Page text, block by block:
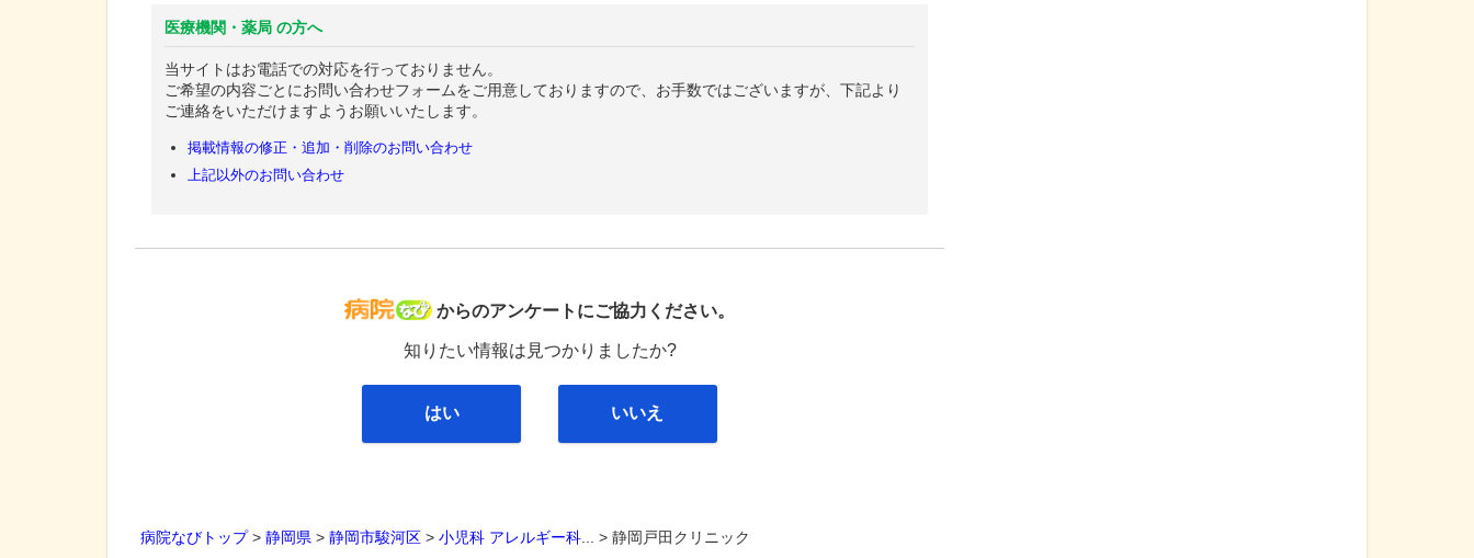
医療機関・薬局 の方へ
当サイトはお電話での対応を行っておりません。
ご希望の内容ごとにお問い合わせフォームをご用意しておりますので、お手数ではございますが、下記より
ご連絡をいただけますようお願いいたします。
掲載情報の修正・追加・削除のお問い合わせ
上記以外のお問い合わせ
病院なび
からのアンケートにご協力ください。
知りたい情報は見つかりましたか?
はい いいえ
病院なびトップ> 静岡県 > 静岡市駿河区 > 小児科 アレルギー科... > 静岡戸田クリニック